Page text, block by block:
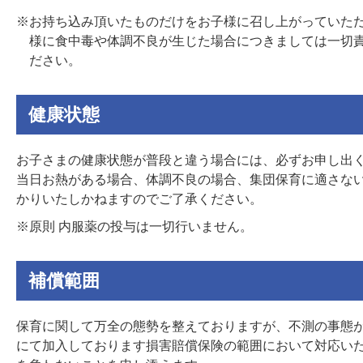
※お持ち込み頂いたものだけをお子様に召し上がっていた
様に食中毒や体調不良が生じた場合につきましては一切
ださい。
健康状態
お子さまの健康状態が普段と違う場合には、必ずお申し出
当日お熱がある場合、体調不良の場合、集団保育に適さな
かりいたしかねますのでご了承ください。
※原則 内服薬の投与は一切行いません。
補償範囲
保育に関して万全の態勢を整えておりますが、不測の事態
にて加入しております損害賠償保険の範囲において対応い